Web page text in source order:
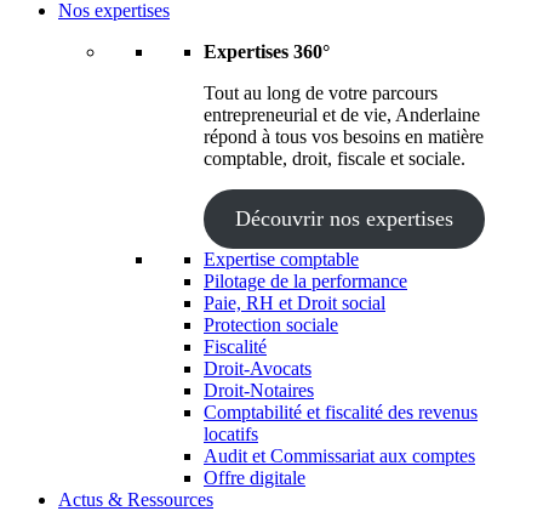
Nos expertises
Expertises 360°
Tout au long de votre parcours
entrepreneurial et de vie, Anderlaine
répond à tous vos besoins en matière
comptable, droit, fiscale et sociale.
Découvrir nos expertises
Expertise comptable
Pilotage de la performance
Paie, RH et Droit social
Protection sociale
Fiscalité
Droit-Avocats
Droit-Notaires
Comptabilité et fiscalité des revenus
locatifs
Audit et Commissariat aux comptes
Offre digitale
Actus & Ressources